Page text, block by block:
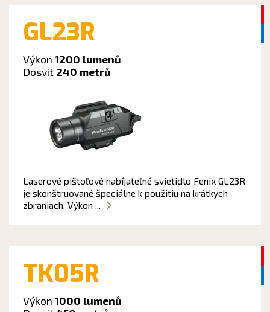
GL23R
Výkon 1200 lumenů
Dosvit 240 metrů
Laserové pištoľové nabíjateľné svietidlo Fenix GL23R
je skonštruované špeciálne k použitiu na krátkych
zbraniach. Výkon ...
TK05R
Výkon 1000 lumenů